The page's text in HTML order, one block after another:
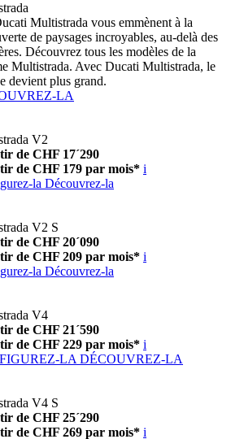
Multistrada vous emmènent à la
de paysages incroyables, au-delà des
Découvrez tous les modèles de la
Multistrada. Avec Ducati Multistrada, le
devient plus grand.
LA
V2
de CHF 17´290
de CHF 179 par mois* i
la Découvrez-la
V2 S
de CHF 20´090
de CHF 209 par mois* i
la Découvrez-la
V4
de CHF 21´590
de CHF 229 par mois* i
LA DÉCOUVREZ-LA
V4 S
de CHF 25´290
de CHF 269 par mois* i